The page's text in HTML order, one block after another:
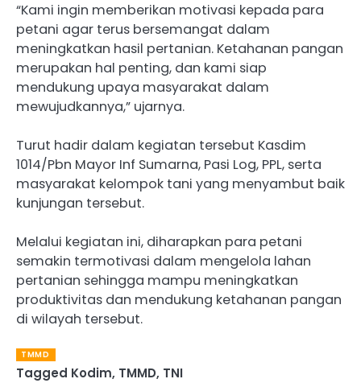
“Kami ingin memberikan motivasi kepada para
petani agar terus bersemangat dalam
meningkatkan hasil pertanian. Ketahanan pangan
merupakan hal penting, dan kami siap
mendukung upaya masyarakat dalam
mewujudkannya,” ujarnya.
Turut hadir dalam kegiatan tersebut Kasdim
1014/Pbn Mayor Inf Sumarna, Pasi Log, PPL, serta
masyarakat kelompok tani yang menyambut baik
kunjungan tersebut.
Melalui kegiatan ini, diharapkan para petani
semakin termotivasi dalam mengelola lahan
pertanian sehingga mampu meningkatkan
produktivitas dan mendukung ketahanan pangan
di wilayah tersebut.
TMMD
Tagged Kodim, TMMD, TNI